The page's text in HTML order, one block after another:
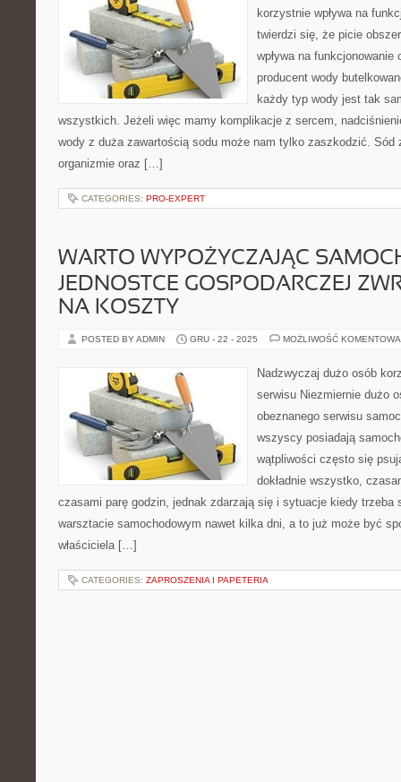
korzystnie wpływa na
twierdzi się, że picie
wpływa na funkcjonowanie
producent wody
każdy typ wody jest tak
wszystkich. Jeżeli więc mamy komplikacje z sercem,
wody z duża zawartością sodu może nam tylko zaszkodzić. Sód
organizmie oraz […]
CATEGORIES: PRO-EXPERT
WARTO WYPOŻYCZAJĄC
JEDNOSTCE GOSPODARCZEJ
NA KOSZTY
POSTED BY ADMIN GRU - 22 - 2025 MOŻLIWOŚĆ
Nadzwyczaj dużo osób
serwisu Niezmiernie dużo
obeznanego serwisu
wszyscy posiadają
wątpliwości często się
dokładnie wszystko,
czasami parę godzin, jednak zdarzają się i sytuacje kiedy trzeba
warsztacie samochodowym nawet kilka dni, a to już może być
właściciela […]
CATEGORIES: ZAPROSZENIA I PAPETERIA